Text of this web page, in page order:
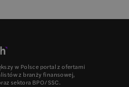
w Polsce portal z ofertami
z branży finansowej,
sektora BPO/SSC.